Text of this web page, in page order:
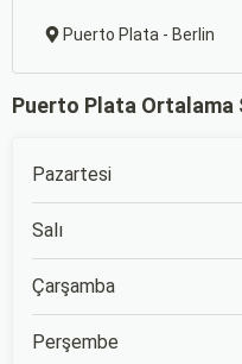
Puerto Plata - Berlin
Puerto Plata Ortalama
Pazartesi
Salı
Çarşamba
Perşembe